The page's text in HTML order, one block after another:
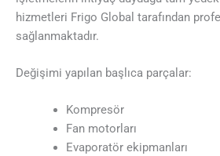
hizmetleri Frigo Global tarafından
sağlanmaktadır.
Değişimi yapılan başlıca parçalar:
Kompresör
Fan motorları
Evaporatör ekipmanları